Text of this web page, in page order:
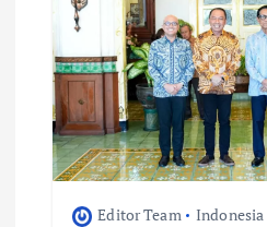
Editor Team Indonesia